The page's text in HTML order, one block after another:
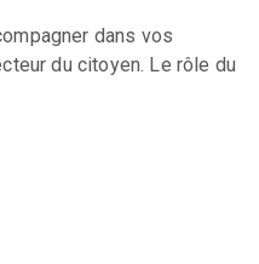
dans vos
du citoyen. Le rôle du